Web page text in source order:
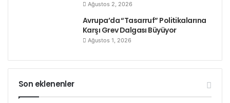
Ağustos 2, 2026
Avrupa’da “Tasarruf” Politikalarına
Karşı Grev Dalgası Büyüyor
Ağustos 1, 2026
Son eklenenler